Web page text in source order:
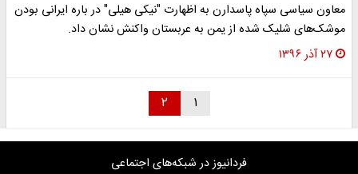
معاون سیاسی سپاه پاسدارن به اظهارت "نیکی هیلی" در باره ایرانی بودن
موشک‌های شلیک شده از یمن به عربستان واکنش نشان داد.
۲۷ آذر ۱۳۹۶
۱ ۲
فردانیوز در شبکه‌های اجتماعی